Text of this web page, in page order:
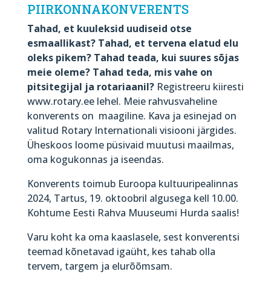
PIIRKONNAKONVERENTS
Tahad, et kuuleksid uudiseid otse
esmaallikast? Tahad, et tervena elatud elu
oleks pikem? Tahad teada, kui suures sõjas
meie oleme? Tahad teda, mis vahe on
pitsitegijal ja rotariaanil?Registreeru kiiresti
www.rotary.ee lehel. Meie rahvusvaheline
konverents on maagiline. Kava ja esinejad on
valitud Rotary Internationali visiooni järgides.
Üheskoos loome püsivaid muutusi maailmas,
oma kogukonnas ja iseendas.
Konverents toimub Euroopa kultuuripealinnas
2024, Tartus, 19. oktoobril algusega kell 10.00.
Kohtume Eesti Rahva Muuseumi Hurda saalis!
Varu koht ka oma kaaslasele, sest konverentsi
teemad kõnetavad igaüht, kes tahab olla
tervem, targem ja elurõõmsam.